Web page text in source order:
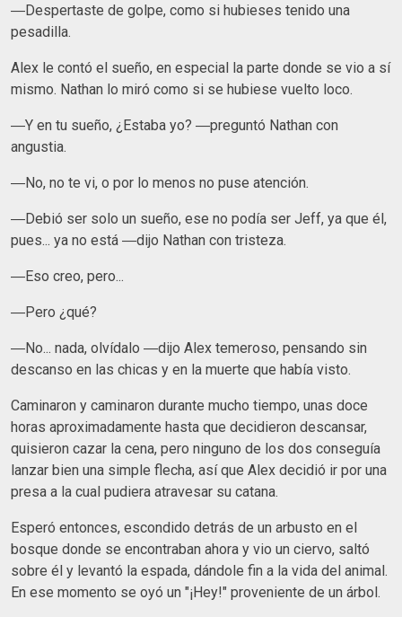
―Despertaste de golpe, como si hubieses tenido una
pesadilla.
Alex le contó el sueño, en especial la parte donde se vio a sí
mismo. Nathan lo miró como si se hubiese vuelto loco.
―Y en tu sueño, ¿Estaba yo? ―preguntó Nathan con
angustia.
―No, no te vi, o por lo menos no puse atención.
―Debió ser solo un sueño, ese no podía ser Jeff, ya que él,
pues... ya no está ―dijo Nathan con tristeza.
―Eso creo, pero...
―Pero ¿qué?
―No... nada, olvídalo ―dijo Alex temeroso, pensando sin
descanso en las chicas y en la muerte que había visto.
Caminaron y caminaron durante mucho tiempo, unas doce
horas aproximadamente hasta que decidieron descansar,
quisieron cazar la cena, pero ninguno de los dos conseguía
lanzar bien una simple flecha, así que Alex decidió ir por una
presa a la cual pudiera atravesar su catana.
Esperó entonces, escondido detrás de un arbusto en el
bosque donde se encontraban ahora y vio un ciervo, saltó
sobre él y levantó la espada, dándole fin a la vida del animal.
En ese momento se oyó un "¡Hey!" proveniente de un árbol.